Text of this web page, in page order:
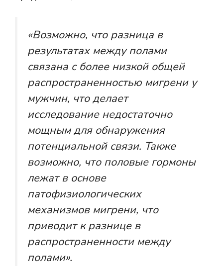
«Возможно, что разница в
результатах между полами
связана с более низкой общей
распространенностью мигрени у
мужчин, что делает
исследование недостаточно
мощным для обнаружения
потенциальной связи. Также
возможно, что половые гормоны
лежат в основе
патофизиологических
механизмов мигрени, что
приводит к разнице в
распространенности между
полами».